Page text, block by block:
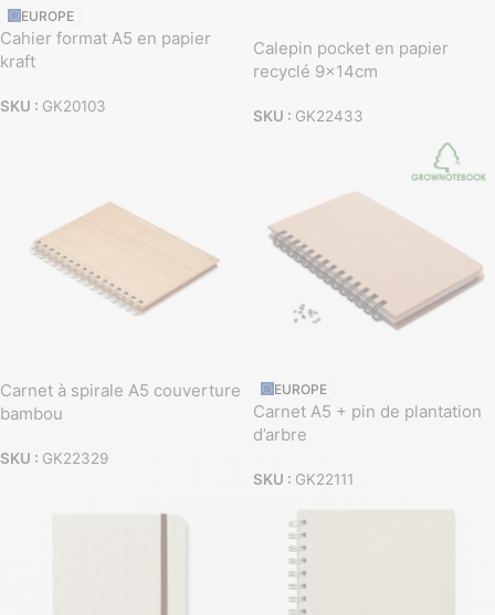
EUROPE
Cahier format A5 en papier
kraft
SKU : GK20103
Calepin pocket en papier
recyclé 9x14cm
SKU : GK22433
Carnet à spirale A5 couverture
bambou
SKU : GK22329
EUROPE
Carnet A5 + pin de plantation
d’arbre
SKU : GK22111